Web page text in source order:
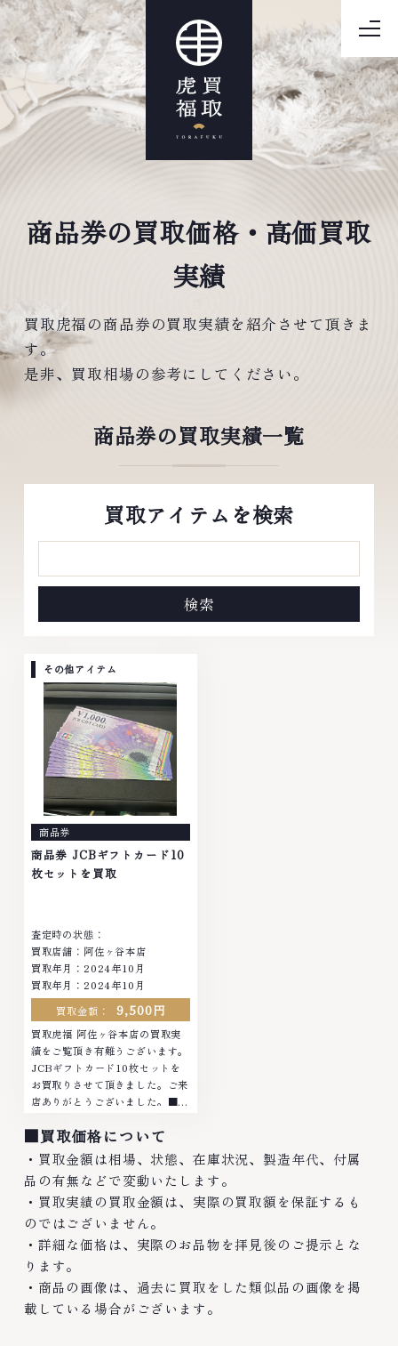
商品券の買取価格・高価買取
実績
買取虎福の商品券の買取実績を紹介させて頂きま
す。
是非、買取相場の参考にしてください。
商品券の買取実績一覧
買取アイテムを検索
その他アイテム
商品券
商品券 JCBギフトカード10
枚セットを買取
査定時の状態：
買取店舗：阿佐ヶ谷本店
買取年月： 2024年10月
買取年月： 2024年10月
買取金額：
9,500円
買取虎福 阿佐ヶ谷本店の買取実
績をご覧頂き有難うございます。
JCBギフトカード10枚セットを
お買取りさせて頂きました。ご来
店ありがとうございました。■地
イヤモンド ブランド品 ブランド
衣類 お酒買取りのことなら、お
任せください。な...
■買取価格について
・買取金額は相場、状態、在庫状況、製造年代、付属
品の有無などで変動いたします。
・買取実績の買取金額は、実際の買取額を保証するも
のではございません。
・詳細な価格は、実際のお品物を拝見後のご提示とな
ります。
・商品の画像は、過去に買取をした類似品の画像を掲
載している場合がございます。